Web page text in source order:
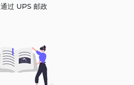
通过 UPS 邮政